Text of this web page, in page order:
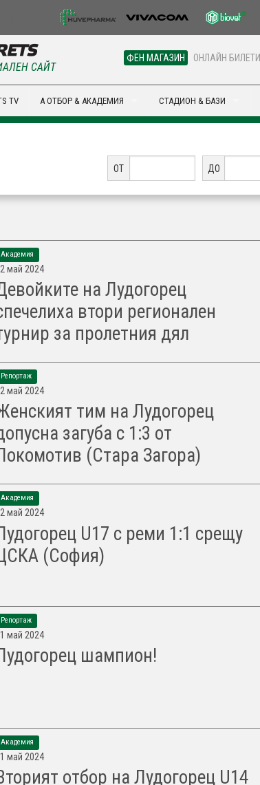
ФЕН МАГАЗИН ОНЛАЙН БИЛЕТИ
САЙТ
TV А ОТБОР & АКАДЕМИЯ СТАДИОН & БАЗИ
ОТ ДО
Академия
май 2024
на Лудогорец
втори регионален
за пролетния дял
Репортаж
май 2024
тим на Лудогорец
загуба с 1:3 от
(Стара Загора)
Академия
май 2024
U17 с реми 1:1 срещу
(София)
Репортаж
май 2024
шампион!
Академия
май 2024
отбор на Лудогорец U14